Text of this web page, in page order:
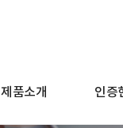
제품소개 인증